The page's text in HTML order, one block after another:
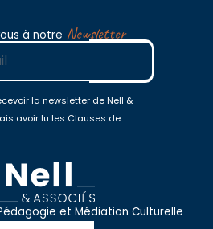
à notre Newsletter
la newsletter de Nell &
avoir lu les Clauses de
et Médiation Culturelle